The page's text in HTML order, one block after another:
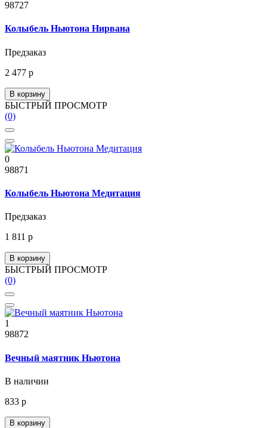
98727
Колыбель Ньютона Нирвана
Предзаказ
2 477 р
В корзину
БЫСТРЫЙ ПРОСМОТР
(0)
0
98871
Колыбель Ньютона Медитация
Предзаказ
1 811 р
В корзину
БЫСТРЫЙ ПРОСМОТР
(0)
1
98872
Вечный маятник Ньютона
В наличии
833 р
В корзину